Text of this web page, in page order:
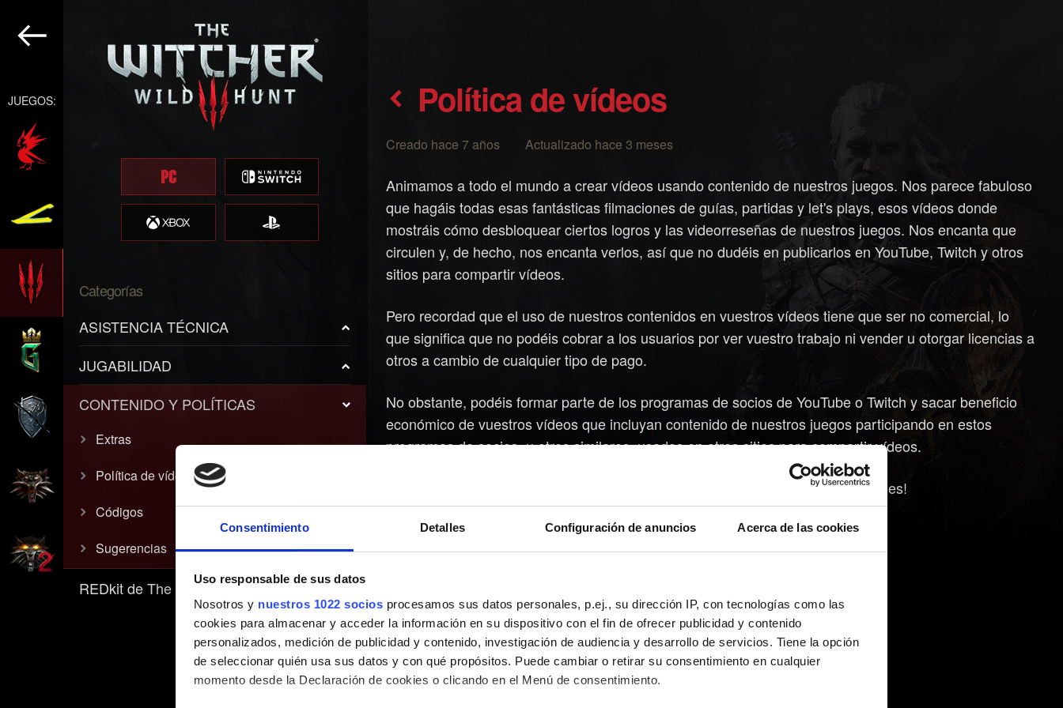
Consentimiento Detalles Configuración de anuncios Acerca de las cookies
Uso responsable de sus datos
Nosotros y nuestros 1022 socios procesamos sus datos personales, p.ej., su dirección IP, con tecnologías como las
cookies para almacenar y acceder la información en su dispositivo con el fin de ofrecer publicidad y contenido
personalizados, medición de publicidad y contenido, investigación de audiencia y desarrollo de servicios. Tiene la opción
de seleccionar quién usa sus datos y con qué propósitos. Puede cambiar o retirar su consentimiento en cualquier
momento desde la Declaración de cookies o clicando en el Menú de consentimiento.
JUEGOS:
Categorías
ASISTENCIA TÉCNICA
JUGABILIDAD
CONTENIDO Y POLÍTICAS
Extras
Política de vídeos
Códigos
Sugerencias
REDkit de The Witcher 3
Política de vídeos
Creado hace 7 años Actualizado hace 3 meses
Animamos a todo el mundo a crear vídeos usando contenido de nuestros juegos. Nos parece fabuloso
que hagáis todas esas fantásticas filmaciones de guías, partidas y let's plays, esos vídeos donde
mostráis cómo desbloquear ciertos logros y las videorreseñas de nuestros juegos. Nos encanta que
circulen y, de hecho, nos encanta verlos, así que no dudéis en publicarlos en YouTube, Twitch y otros
sitios para compartir vídeos.
Pero recordad que el uso de nuestros contenidos en vuestros vídeos tiene que ser no comercial, lo
que significa que no podéis cobrar a los usuarios por ver vuestro trabajo ni vender u otorgar licencias a
otros a cambio de cualquier tipo de pago.
No obstante, podéis formar parte de los programas de socios de YouTube o Twitch y sacar beneficio
económico de vuestros vídeos que incluyan contenido de nuestros juegos participando en estos
programas de socios, u otros similares, usados en otros sitios para compartir vídeos.
Aparte de eso, ya solo nos queda decir: ¡cread, divertíos y seguid siendo geniales!